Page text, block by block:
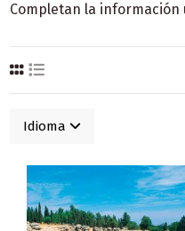
Completan la
Idioma